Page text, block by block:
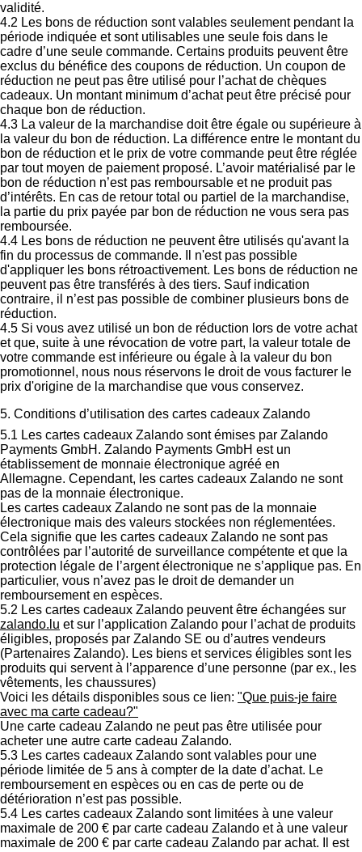
validité.
4.2 Les bons de réduction sont valables seulement pendant la
période indiquée et sont utilisables une seule fois dans le
cadre d’une seule commande. Certains produits peuvent être
exclus du bénéfice des coupons de réduction. Un coupon de
réduction ne peut pas être utilisé pour l’achat de chèques
cadeaux. Un montant minimum d’achat peut être précisé pour
chaque bon de réduction.
4.3 La valeur de la marchandise doit être égale ou supérieure à
la valeur du bon de réduction. La différence entre le montant du
bon de réduction et le prix de votre commande peut être réglée
par tout moyen de paiement proposé. L’avoir matérialisé par le
bon de réduction n’est pas remboursable et ne produit pas
d’intérêts. En cas de retour total ou partiel de la marchandise,
la partie du prix payée par bon de réduction ne vous sera pas
remboursée.
4.4 Les bons de réduction ne peuvent être utilisés qu'avant la
fin du processus de commande. Il n'est pas possible
d'appliquer les bons rétroactivement. Les bons de réduction ne
peuvent pas être transférés à des tiers. Sauf indication
contraire, il n’est pas possible de combiner plusieurs bons de
réduction.
4.5 Si vous avez utilisé un bon de réduction lors de votre achat
et que, suite à une révocation de votre part, la valeur totale de
votre commande est inférieure ou égale à la valeur du bon
promotionnel, nous nous réservons le droit de vous facturer le
prix d'origine de la marchandise que vous conservez.
5. Conditions d’utilisation des cartes cadeaux Zalando
5.1 Les cartes cadeaux Zalando sont émises par Zalando
Payments GmbH. Zalando Payments GmbH est un
établissement de monnaie électronique agréé en
Allemagne. Cependant, les cartes cadeaux Zalando ne sont
pas de la monnaie électronique.
Les cartes cadeaux Zalando ne sont pas de la monnaie
électronique mais des valeurs stockées non réglementées.
Cela signifie que les cartes cadeaux Zalando ne sont pas
contrôlées par l’autorité de surveillance compétente et que la
protection légale de l’argent électronique ne s’applique pas. En
particulier, vous n’avez pas le droit de demander un
remboursement en espèces.
5.2 Les cartes cadeaux Zalando peuvent être échangées sur
zalando.lu et sur l’application Zalando pour l’achat de produits
éligibles, proposés par Zalando SE ou d’autres vendeurs
(Partenaires Zalando). Les biens et services éligibles sont les
produits qui servent à l’apparence d’une personne (par ex., les
vêtements, les chaussures)
Voici les détails disponibles sous ce lien: "Que puis-je faire
avec ma carte cadeau?"
Une carte cadeau Zalando ne peut pas être utilisée pour
acheter une autre carte cadeau Zalando.
5.3 Les cartes cadeaux Zalando sont valables pour une
période limitée de 5 ans à compter de la date d’achat. Le
remboursement en espèces ou en cas de perte ou de
détérioration n’est pas possible.
5.4 Les cartes cadeaux Zalando sont limitées à une valeur
maximale de 200 € par carte cadeau Zalando et à une valeur
maximale de 200 € par carte cadeau Zalando par achat. Il est